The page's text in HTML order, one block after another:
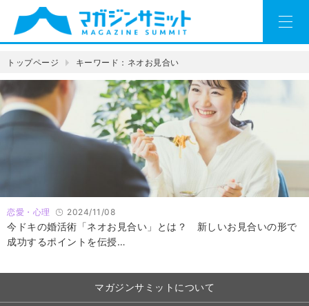
トップページ キーワード：ネオお見合い
恋愛・心理 2024/11/08
今ドキの婚活術「ネオお見合い」とは？ 新しいお見合いの形で
成功するポイントを伝授…
マガジンサミットについて